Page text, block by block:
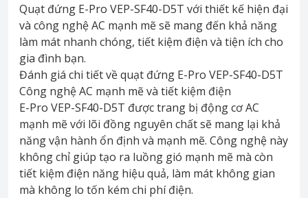
Quạt đứng E-Pro VEP-SF40-D5T với thiết kế hiện đại
và công nghệ AC mạnh mẽ sẽ mang đến khả năng
làm mát nhanh chóng, tiết kiệm điện và tiện ích cho
gia đình bạn.
Đánh giá chi tiết về quạt đứng E-Pro VEP-SF40-D5T
Công nghệ AC mạnh mẽ và tiết kiệm điện
E-Pro VEP-SF40-D5T được trang bị động cơ AC
mạnh mẽ với lõi đồng nguyên chất sẽ mang lại khả
năng vận hành ổn định và mạnh mẽ. Công nghệ này
không chỉ giúp tạo ra luồng gió mạnh mẽ mà còn
tiết kiệm điện năng hiệu quả, làm mát không gian
mà không lo tốn kém chi phí điện.